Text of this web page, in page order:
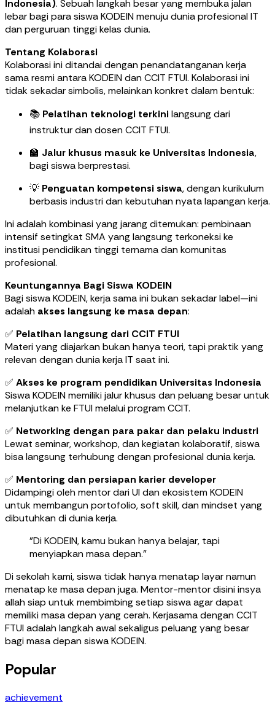
Indonesia). Sebuah langkah besar yang membuka jalan
lebar bagi para siswa KODEIN menuju dunia profesional IT
dan perguruan tinggi kelas dunia.
Tentang Kolaborasi
Kolaborasi ini ditandai dengan penandatanganan kerja
sama resmi antara KODEIN dan CCIT FTUI. Kolaborasi ini
tidak sekadar simbolis, melainkan konkret dalam bentuk:
📚 Pelatihan teknologi terkini langsung dari
instruktur dan dosen CCIT FTUI.
🏫 Jalur khusus masuk ke Universitas Indonesia,
bagi siswa berprestasi.
💡 Penguatan kompetensi siswa, dengan kurikulum
berbasis industri dan kebutuhan nyata lapangan kerja.
Ini adalah kombinasi yang jarang ditemukan: pembinaan
intensif setingkat SMA yang langsung terkoneksi ke
institusi pendidikan tinggi ternama dan komunitas
profesional.
Keuntungannya Bagi Siswa KODEIN
Bagi siswa KODEIN, kerja sama ini bukan sekadar label—ini
adalah akses langsung ke masa depan:
✅ Pelatihan langsung dari CCIT FTUI
Materi yang diajarkan bukan hanya teori, tapi praktik yang
relevan dengan dunia kerja IT saat ini.
✅ Akses ke program pendidikan Universitas Indonesia
Siswa KODEIN memiliki jalur khusus dan peluang besar untuk
melanjutkan ke FTUI melalui program CCIT.
✅ Networking dengan para pakar dan pelaku industri
Lewat seminar, workshop, dan kegiatan kolaboratif, siswa
bisa langsung terhubung dengan profesional dunia kerja.
✅ Mentoring dan persiapan karier developer
Didampingi oleh mentor dari UI dan ekosistem KODEIN
untuk membangun portofolio, soft skill, dan mindset yang
dibutuhkan di dunia kerja.
"Di KODEIN, kamu bukan hanya belajar, tapi
menyiapkan masa depan."
Di sekolah kami, siswa tidak hanya menatap layar namun
menatap ke masa depan juga. Mentor-mentor disini insya
allah siap untuk membimbing setiap siswa agar dapat
memiliki masa depan yang cerah. Kerjasama dengan CCIT
FTUI adalah langkah awal sekaligus peluang yang besar
bagi masa depan siswa KODEIN.
Popular
achievement